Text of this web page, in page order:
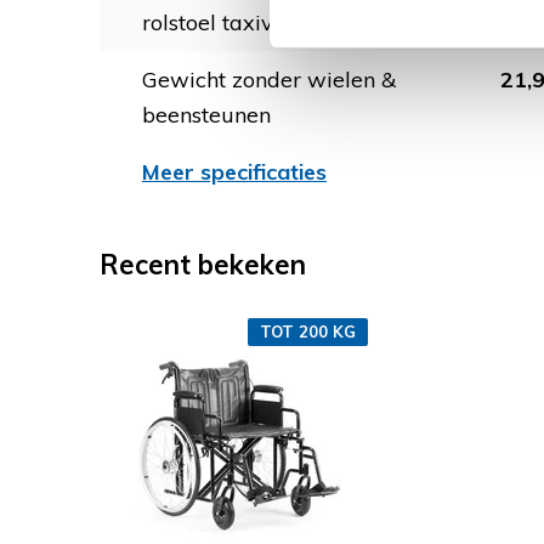
rolstoel taxivervoer)
Gewicht zonder wielen &
beensteunen
Meer specificaties
Recent bekeken
TOT 200 KG